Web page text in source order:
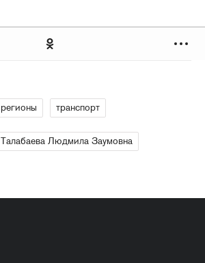
регионы транспорт
Талабаева Людмила Заумовна